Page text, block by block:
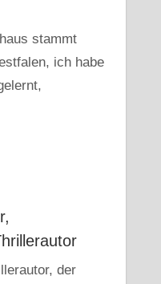
stammt
ich habe
der